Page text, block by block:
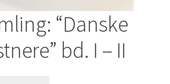
“Danske
bd. I – II